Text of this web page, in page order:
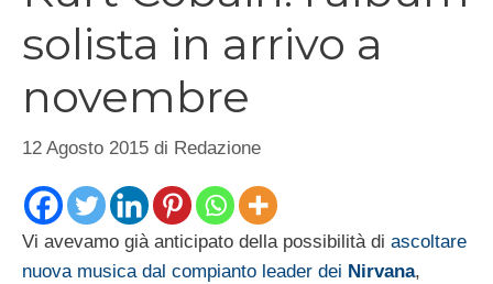
solista in arrivo a
novembre
12 Agosto 2015 di Redazione
Vi avevamo già anticipato della possibilità di ascoltare
nuova musica dal compianto leader dei Nirvana,